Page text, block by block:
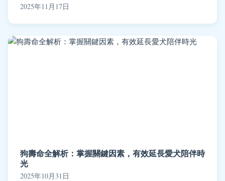
2025年11月17日
狗壽命全解析：掌握關鍵因素，有效延長愛犬陪伴時
光
2025年10月31日